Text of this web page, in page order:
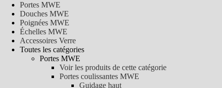
Portes MWE
Douches MWE
Poignées MWE
Échelles MWE
Accessoires Verre
Toutes les catégories
Portes MWE
Voir les produits de cette catégorie
Portes coulissantes MWE
Guidage haut